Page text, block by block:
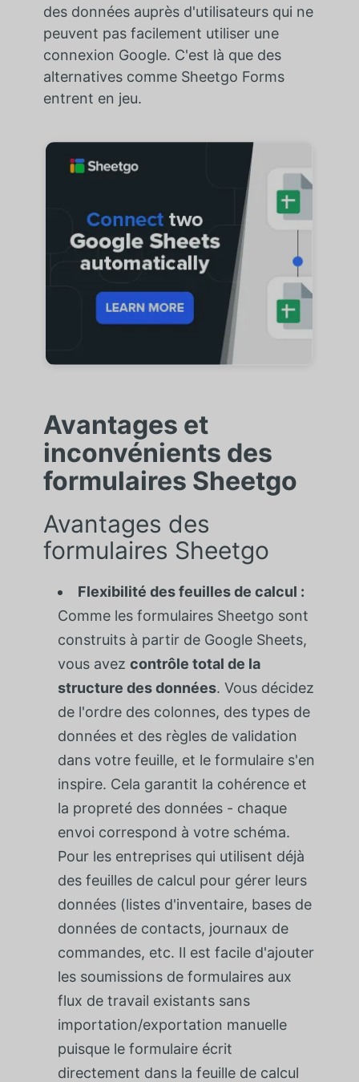
des données auprès d'utilisateurs qui ne
peuvent pas facilement utiliser une
connexion Google. C'est là que des
alternatives comme Sheetgo Forms
entrent en jeu.
Avantages et
inconvénients des
formulaires Sheetgo
Avantages des
formulaires Sheetgo
Flexibilité des feuilles de calcul :
Comme les formulaires Sheetgo sont
construits à partir de Google Sheets,
vous avez contrôle total de la
structure des données. Vous décidez
de l'ordre des colonnes, des types de
données et des règles de validation
dans votre feuille, et le formulaire s'en
inspire. Cela garantit la cohérence et
la propreté des données - chaque
envoi correspond à votre schéma.
Pour les entreprises qui utilisent déjà
des feuilles de calcul pour gérer leurs
données (listes d'inventaire, bases de
données de contacts, journaux de
commandes, etc. Il est facile d'ajouter
les soumissions de formulaires aux
flux de travail existants sans
importation/exportation manuelle
puisque le formulaire écrit
directement dans la feuille de calcul